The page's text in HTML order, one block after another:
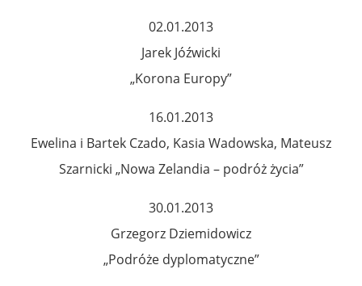
02.01.2013
Jarek Jóźwicki
„Korona Europy”
16.01.2013
Ewelina i Bartek Czado, Kasia Wadowska, Mateusz
Szarnicki „Nowa Zelandia – podróż życia”
30.01.2013
Grzegorz Dziemidowicz
„Podróże dyplomatyczne”